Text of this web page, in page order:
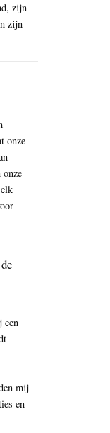
zijn
zijn
onze
onze
een
mij
en